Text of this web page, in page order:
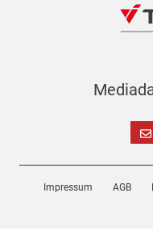
Impressum AGB